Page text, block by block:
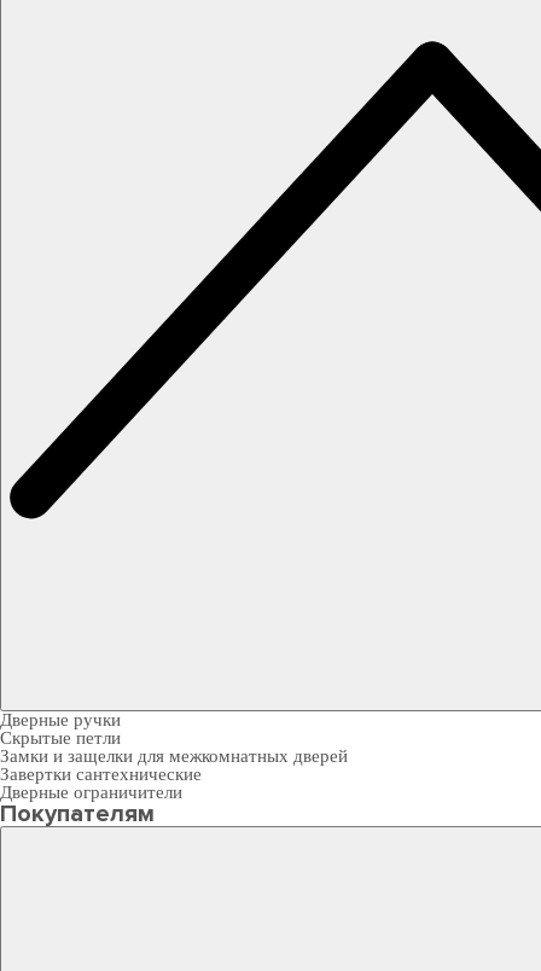
Дверные ручки
Скрытые петли
Замки и защелки для межкомнатных дверей
Завертки сантехнические
Дверные ограничители
Покупателям